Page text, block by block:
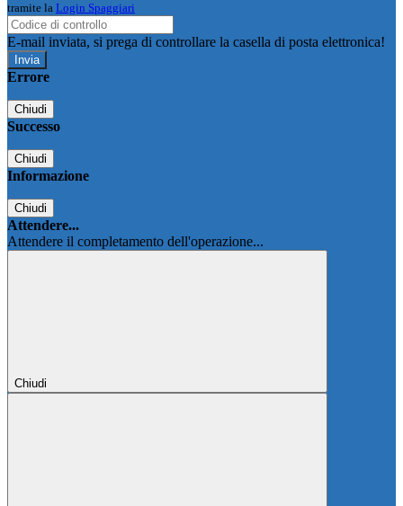
tramite la Login Spaggiari
E-mail inviata, si prega di controllare la casella di posta elettronica!
Errore
Chiudi
Successo
Chiudi
Informazione
Chiudi
Attendere...
Attendere il completamento dell'operazione...
Chiudi